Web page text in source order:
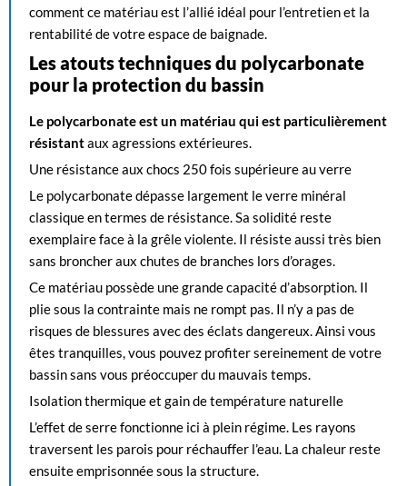
comment ce matériau est l’allié idéal pour l’entretien et la
rentabilité de votre espace de baignade.
Les atouts techniques du polycarbonate
pour la protection du bassin
Le polycarbonate est un matériau qui est particulièrement
résistantaux agressions extérieures.
Une résistance aux chocs 250 fois supérieure au verre
Le polycarbonate dépasse largement le verre minéral
classique en termes de résistance. Sa solidité reste
exemplaire face à la grêle violente. Il résiste aussi très bien
sans broncher aux chutes de branches lors d’orages.
Ce matériau possède une grande capacité d’absorption. Il
plie sous la contrainte mais ne rompt pas. Il n’y a pas de
risques de blessures avec des éclats dangereux. Ainsi vous
êtes tranquilles, vous pouvez profiter sereinement de votre
bassin sans vous préoccuper du mauvais temps.
Isolation thermique et gain de température naturelle
L’effet de serre fonctionne ici à plein régime. Les rayons
traversent les parois pour réchauffer l’eau. La chaleur reste
ensuite emprisonnée sous la structure.